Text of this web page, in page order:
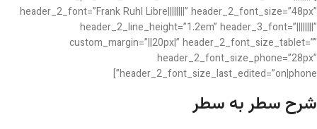
header_2_font=”Frank Ruhl Libre||||||||” header_2_font_size=”48px”
header_2_line_height=”1.2em” header_3_font=”||||||||”
custom_margin=”||20px|” header_2_font_size_tablet=””
header_2_font_size_phone=”28px”
header_2_font_size_last_edited=”on|phone”]
شرح سطر به سطر